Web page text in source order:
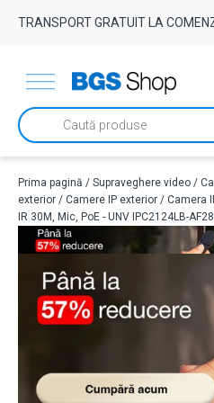
TRANSPORT GRATUIT LA
Products
search
Prima pagină / Supraveghere video /
exterior / Camere IP exterior / Camera
IR 30M, Mic, PoE - UNV IPC2124LB-